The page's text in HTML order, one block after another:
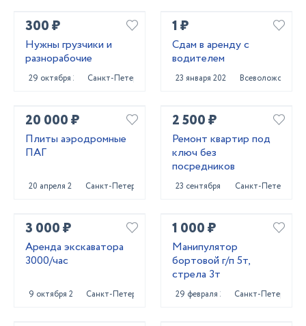
300 ₽
Нужны грузчики и
разнорабочие
29 октября 2023Санкт-Петербург
1 ₽
Сдам в аренду с
водителем
23 января 2024 Всеволожск
20 000 ₽
Плиты аэродромные
ПАГ
20 апреля 2023 Санкт-Петербург
2 500 ₽
Ремонт квартир под
ключ без
посредников
23 сентября 2022Санкт-Петербург
3 000 ₽
Аренда экскаватора
3000/час
9 октября 2024Санкт-Петербург
1 000 ₽
Манипулятор
бортовой г/п 5т,
стрела 3т
29 февраля 2024Санкт-Петербург